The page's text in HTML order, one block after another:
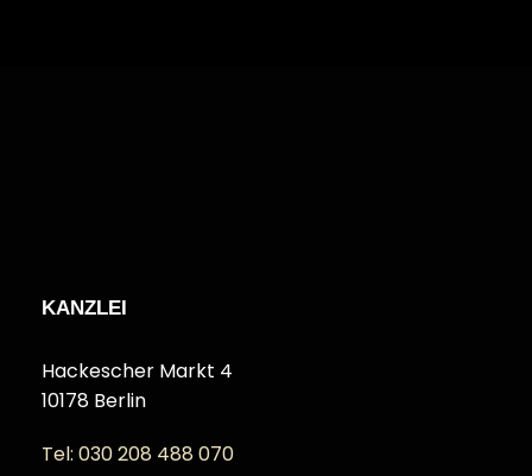
KANZLEI
Hackescher Markt 4
10178 Berlin
Tel: 030 208 488 070